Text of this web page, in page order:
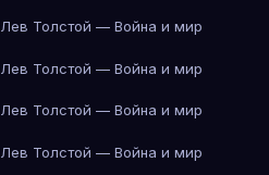
Лев Толстой — Война и мир
Лев Толстой — Война и мир
Лев Толстой — Война и мир
Лев Толстой — Война и мир